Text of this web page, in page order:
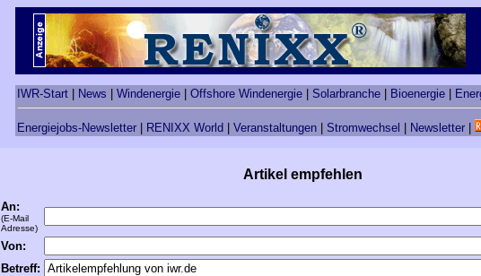
IWR-Start News Windenergie Offshore Windenergie Solarbranche Bioenergie
Energiejobs-Newsletter RENIXX World Veranstaltungen Stromwechsel Newsletter
Artikel empfehlen
An:
(E-Mail
Adresse)
Von:
Betreff: